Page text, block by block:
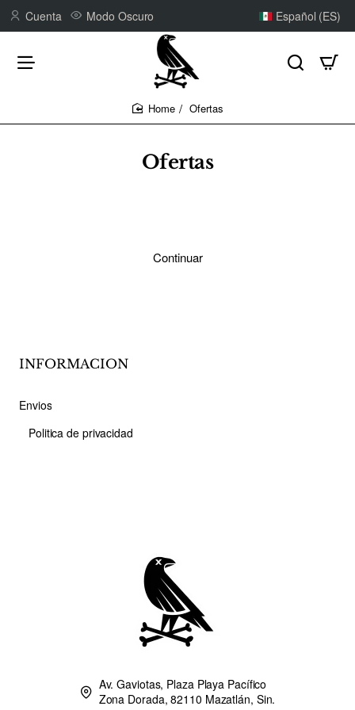
Cuenta Modo Oscuro Español (ES)
Ofertas
Ofertas
Continuar
INFORMACION
Envios
Politica de privacidad
Av. Gaviotas, Plaza Playa Pacífico
Zona Dorada, 82110 Mazatlán, Sin.